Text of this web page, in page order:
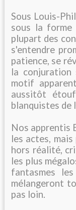
Sous Louis-
sous la
plupart des
s'entendre
patience, se
la conjuration
motif
aussitôt
blanquistes de
Nos apprentis
les actes,
hors réalité,
les plus
fantasmes
mélangeront
pas loin.